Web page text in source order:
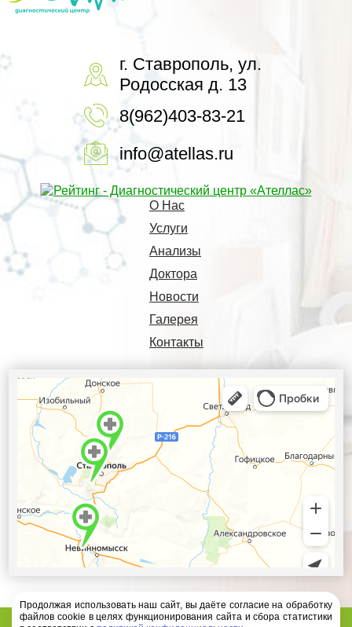
г. Ставрополь, ул.
Родосская д. 13
8(962)403-83-21
info@atellas.ru
О Нас
Услуги
Анализы
Доктора
Новости
Галерея
Контакты
Диагностический центр Ателлас - 2026 год
Продолжая использовать наш сайт, вы даёте согласие на обработку
файлов cookie в целях функционирования сайта и сбора статистики